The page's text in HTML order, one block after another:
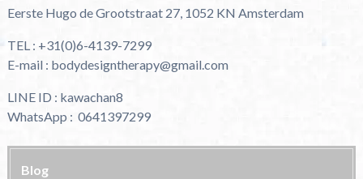
Eerste Hugo de Grootstraat 27, 1052 KN Amsterdam
TEL : +31(0)6-4139-7299
E-mail : bodydesigntherapy@gmail.com
LINE ID : kawachan8
WhatsApp : 0641397299
Blog